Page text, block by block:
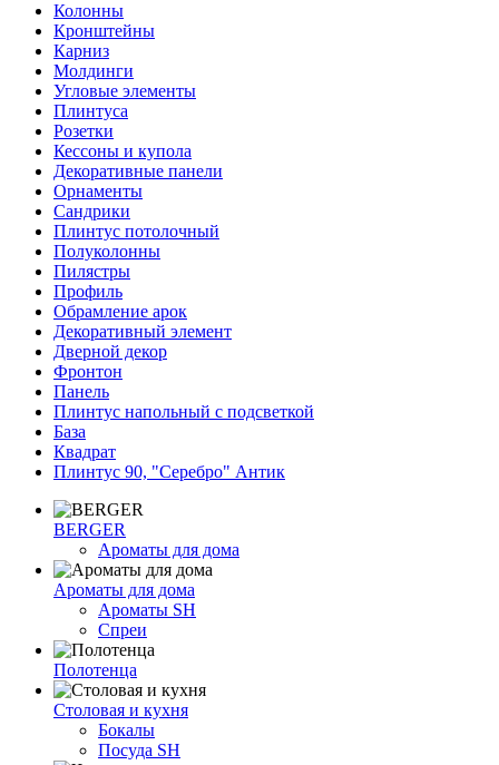
Колонны
Кронштейны
Карниз
Молдинги
Угловые элементы
Плинтуса
Розетки
Кессоны и купола
Декоративные панели
Орнаменты
Сандрики
Плинтус потолочный
Полуколонны
Пилястры
Профиль
Обрамление арок
Декоративный элемент
Дверной декор
Фронтон
Панель
Плинтус напольный с подсветкой
База
Квадрат
Плинтус 90, "Серебро" Антик
BERGER
Ароматы для дома
Ароматы для дома
Ароматы SH
Спреи
Полотенца
Столовая и кухня
Бокалы
Посуда SH